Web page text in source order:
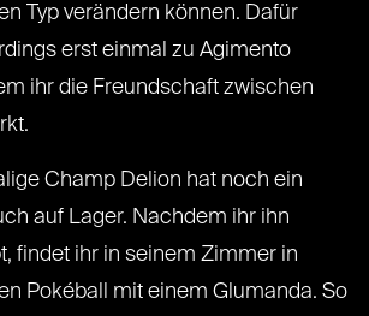
Typ verändern können. Dafür
erst einmal zu Agimento
ihr die Freundschaft zwischen
Champ Delion hat noch ein
auf Lager. Nachdem ihr ihn
findet ihr in seinem Zimmer in
Pokéball mit einem Glumanda. So